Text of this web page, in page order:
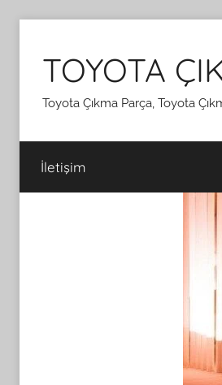
TOYOTA
Toyota Çıkma Parça, Toyota
İletişim